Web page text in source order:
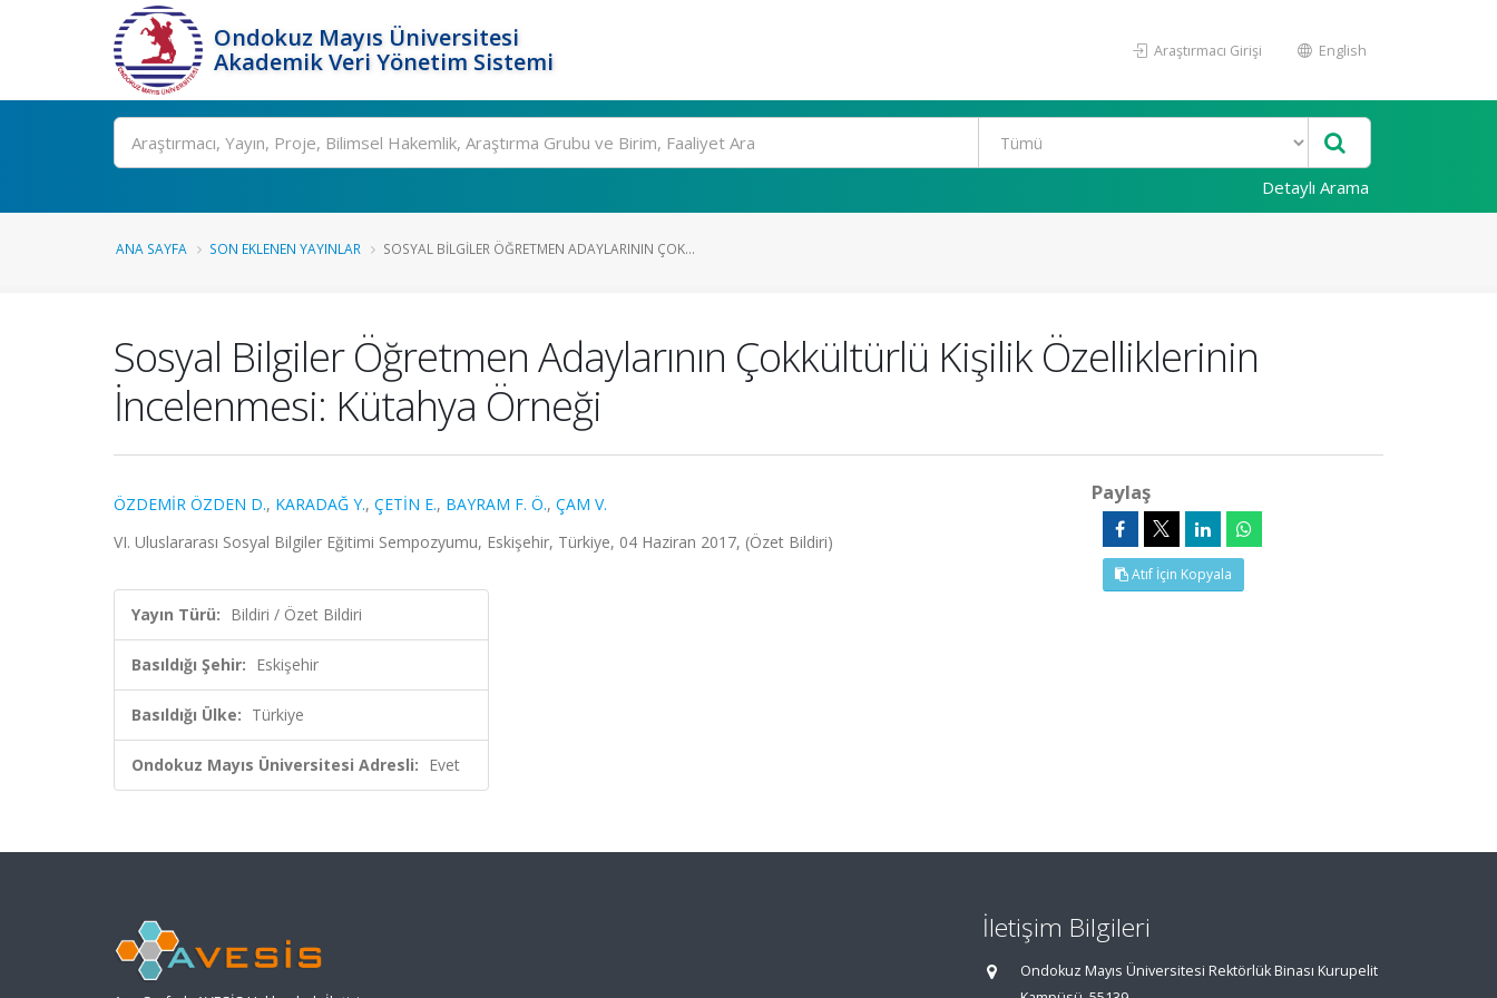
Ondokuz Mayıs Üniversitesi
Akademik Veri Yönetim Sistemi
Araştırmacı Girişi English
Ara
Detaylı Arama
ANA SAYFA SON EKLENEN YAYINLAR SOSYAL BILGILER ÖĞRETMEN ADAYLARININ ÇOK...
Sosyal Bilgiler Öğretmen Adaylarının Çokkültürlü Kişilik Özelliklerinin
İncelenmesi: Kütahya Örneği
ÖZDEMİR ÖZDEN D., KARADAĞ Y., ÇETİN E., BAYRAM F. Ö., ÇAM V.
VI. Uluslararası Sosyal Bilgiler Eğitimi Sempozyumu, Eskişehir, Türkiye, 04 Haziran 2017, (Özet Bildiri)
Yayın Türü: Bildiri / Özet Bildiri
Basıldığı Şehir: Eskişehir
Basıldığı Ülke: Türkiye
Ondokuz Mayıs Üniversitesi Adresli: Evet
Paylaş
Atıf İçin Kopyala
İletişim Bilgileri
Ondokuz Mayıs Üniversitesi Rektörlük Binası Kurupelit